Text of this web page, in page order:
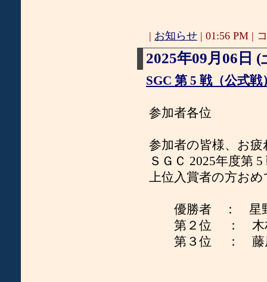
| お知らせ | 01:56 PM |
2025年09月06日 (
SGC 第 5 戦（公式
参加者各位
参加者の皆様、お
ＳＧＣ 2025年度第
上位入賞者の方お
優勝者 ： 星
第２位 ： 木
第３位 ： 藤